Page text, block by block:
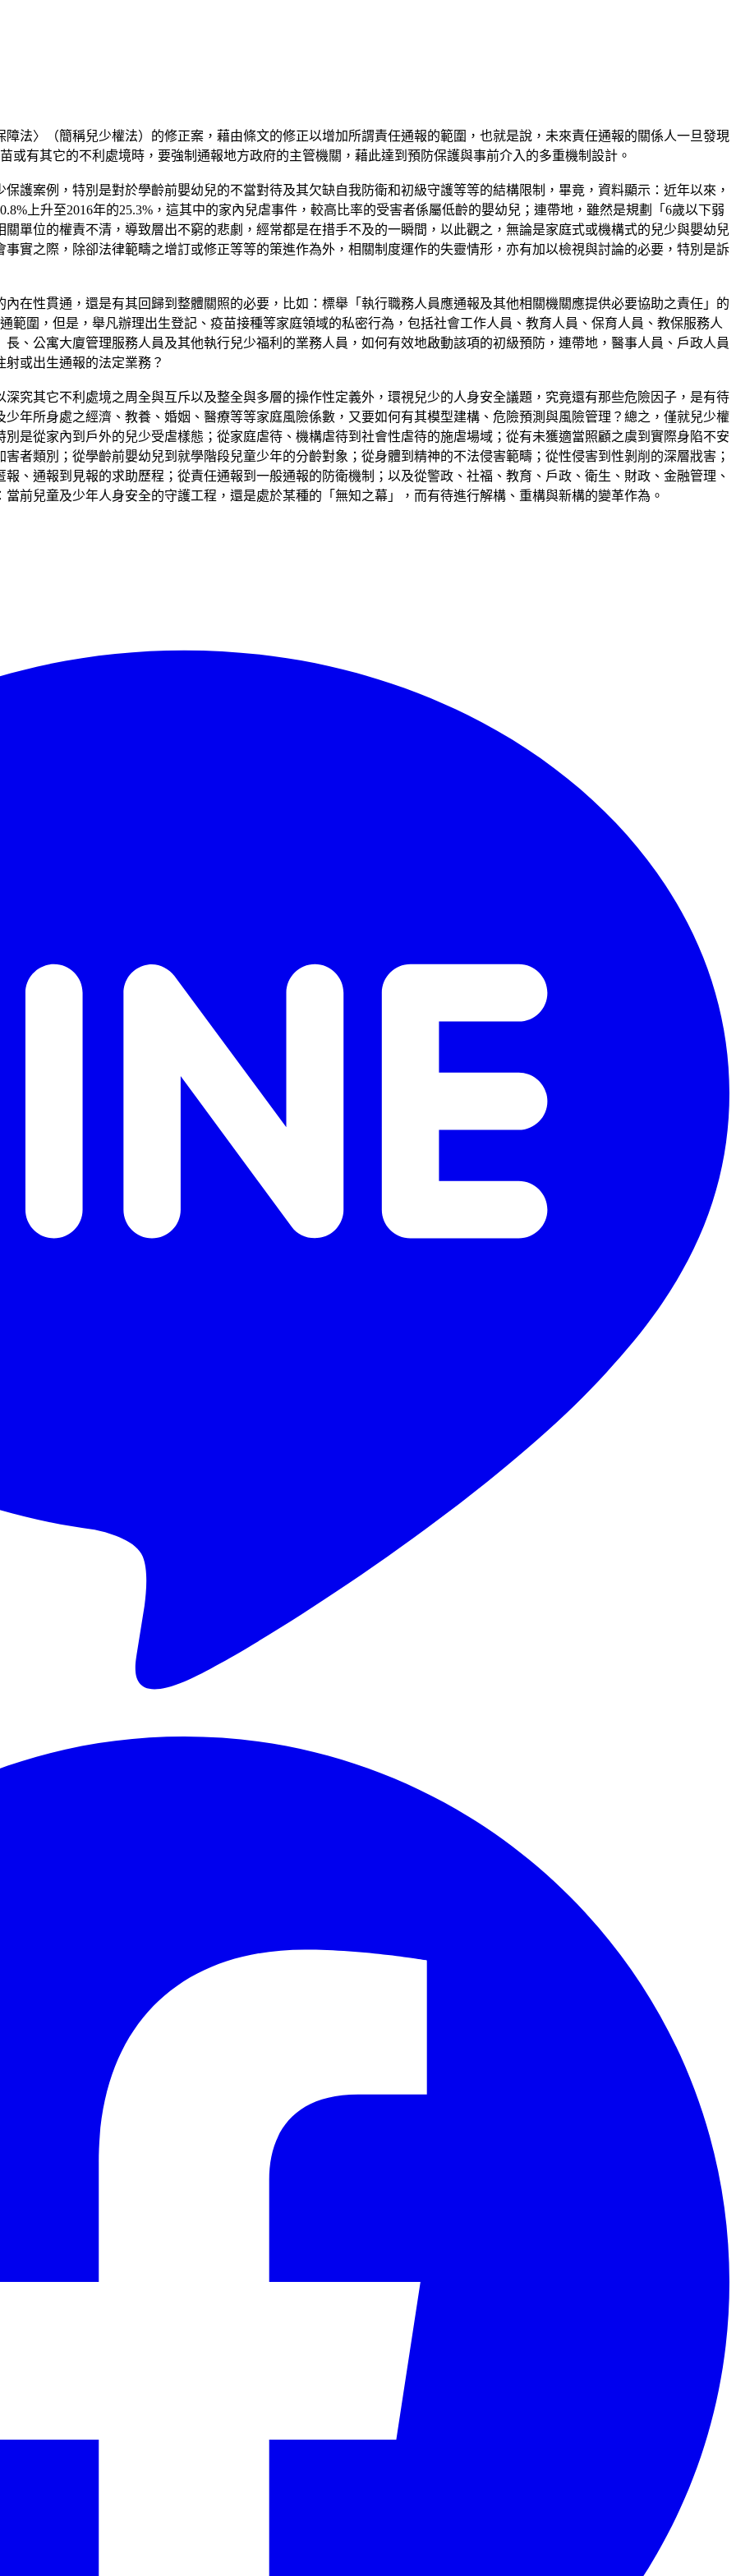
法〉（簡稱兒少權法）的修正案，藉由條文的修正以增加所謂責任通報的範圍，也就是說，未來責任通報的關係人一旦發現
或有其它的不利處境時，要強制通報地方政府的主管機關，藉此達到預防保護與事前介入的多重機制設計。
護案例，特別是對於學齡前嬰幼兒的不當對待及其欠缺自我防衛和初級守護等等的結構限制，畢竟，資料顯示：近年以來，
上升至2016年的25.3%，這其中的家內兒虐事件，較高比率的受害者係屬低齡的嬰幼兒；連帶地，雖然是規劃「6歲以下弱
單位的權責不清，導致層出不窮的悲劇，經常都是在措手不及的一瞬間，以此觀之，無論是家庭式或機構式的兒少與嬰幼兒
實之際，除卻法律範疇之增訂或修正等等的策進作為外，相關制度運作的失靈情形，亦有加以檢視與討論的必要，特別是訴
在性貫通，還是有其回歸到整體關照的必要，比如：標舉「執行職務人員應通報及其他相關機關應提供必要協助之責任」的
範圍，但是，舉凡辦理出生登記、疫苗接種等家庭領域的私密行為，包括社會工作人員、教育人員、保育人員、教保服務人
、公寓大廈管理服務人員及其他執行兒少福利的業務人員，如何有效地啟動該項的初級預防，連帶地，醫事人員、戶政人員
或出生通報的法定業務？
究其它不利處境之周全與互斥以及整全與多層的操作性定義外，環視兒少的人身安全議題，究竟還有那些危險因子，是有待
年所身處之經濟、教養、婚姻、醫療等等家庭風險係數，又要如何有其模型建構、危險預測與風險管理？總之，僅就兒少權
是從家內到戶外的兒少受虐樣態；從家庭虐待、機構虐待到社會性虐待的施虐場域；從有未獲適當照顧之虞到實際身陷不安
者類別；從學齡前嬰幼兒到就學階段兒童少年的分齡對象；從身體到精神的不法侵害範疇；從性侵害到性剝削的深層戕害；
、通報到見報的求助歷程；從責任通報到一般通報的防衛機制；以及從警政、社福、教育、戶政、衛生、財政、金融管理、
前兒童及少年人身安全的守護工程，還是處於某種的「無知之幕」，而有待進行解構、重構與新構的變革作為。